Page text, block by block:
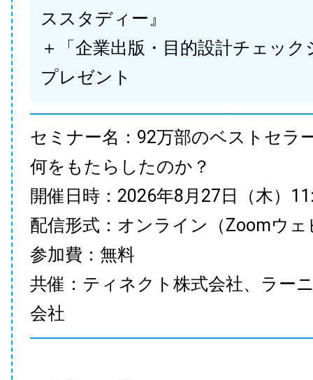
ススタディー』
＋「企業出版・目的設計チェック
プレゼント
セミナー名：92万部のベストセラ
何をもたらしたのか？
開催日時：2026年8月27日（木）
配信形式：オンライン（Zoomウェ
参加費：無料
共催：ティネクト株式会社、ラー
会社